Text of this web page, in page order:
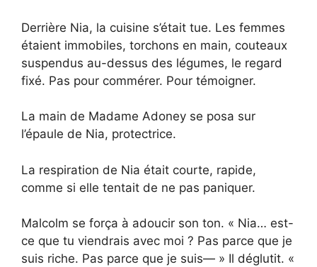
Derrière Nia, la cuisine s’était tue. Les femmes
étaient immobiles, torchons en main, couteaux
suspendus au-dessus des légumes, le regard
fixé. Pas pour commérer. Pour témoigner.
La main de Madame Adoney se posa sur
l’épaule de Nia, protectrice.
La respiration de Nia était courte, rapide,
comme si elle tentait de ne pas paniquer.
Malcolm se força à adoucir son ton. « Nia… est-
ce que tu viendrais avec moi ? Pas parce que je
suis riche. Pas parce que je suis— » Il déglutit. «